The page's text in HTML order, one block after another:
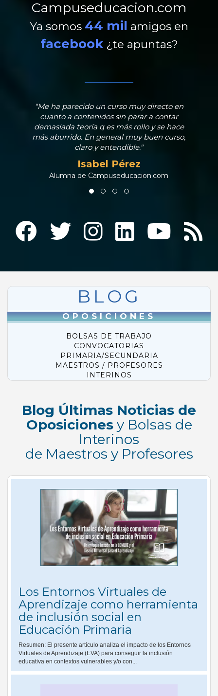
Campuseducacion.com
Ya somos 44 mil amigos en
facebook¿te apuntas?
"Me ha parecido un curso muy directo en
cuanto a contenidos sin parar a contar
demasiada teoría q es más rollo y se hace
más aburrido. En general muy buen curso,
claro y entendible."
Isabel Pérez
Alumna de Campuseducacion.com
BLOG
OPOSICIONES
BOLSAS DE TRABAJO
CONVOCATORIAS
PRIMARIA/SECUNDARIA
MAESTROS / PROFESORES
INTERINOS
Blog Últimas Noticias de
Oposicionesy Bolsas de
Interinos
de Maestros y Profesores
Los Entornos Virtuales de
Aprendizaje como herramienta
de inclusión social en
Educación Primaria
Resumen: El presente artículo analiza el impacto de los Entornos
Virtuales de Aprendizaje (EVA) para conseguir la inclusión
educativa en contextos vulnerables y/o con...